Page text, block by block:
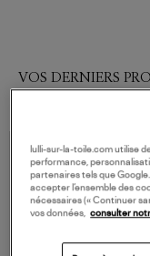
VOS DERNIERS
lulli-sur-la-toile.com utilise
performance,
partenaires tels que
accepter l’ensemble des
nécessaires (« Continuer
vos données, consulter